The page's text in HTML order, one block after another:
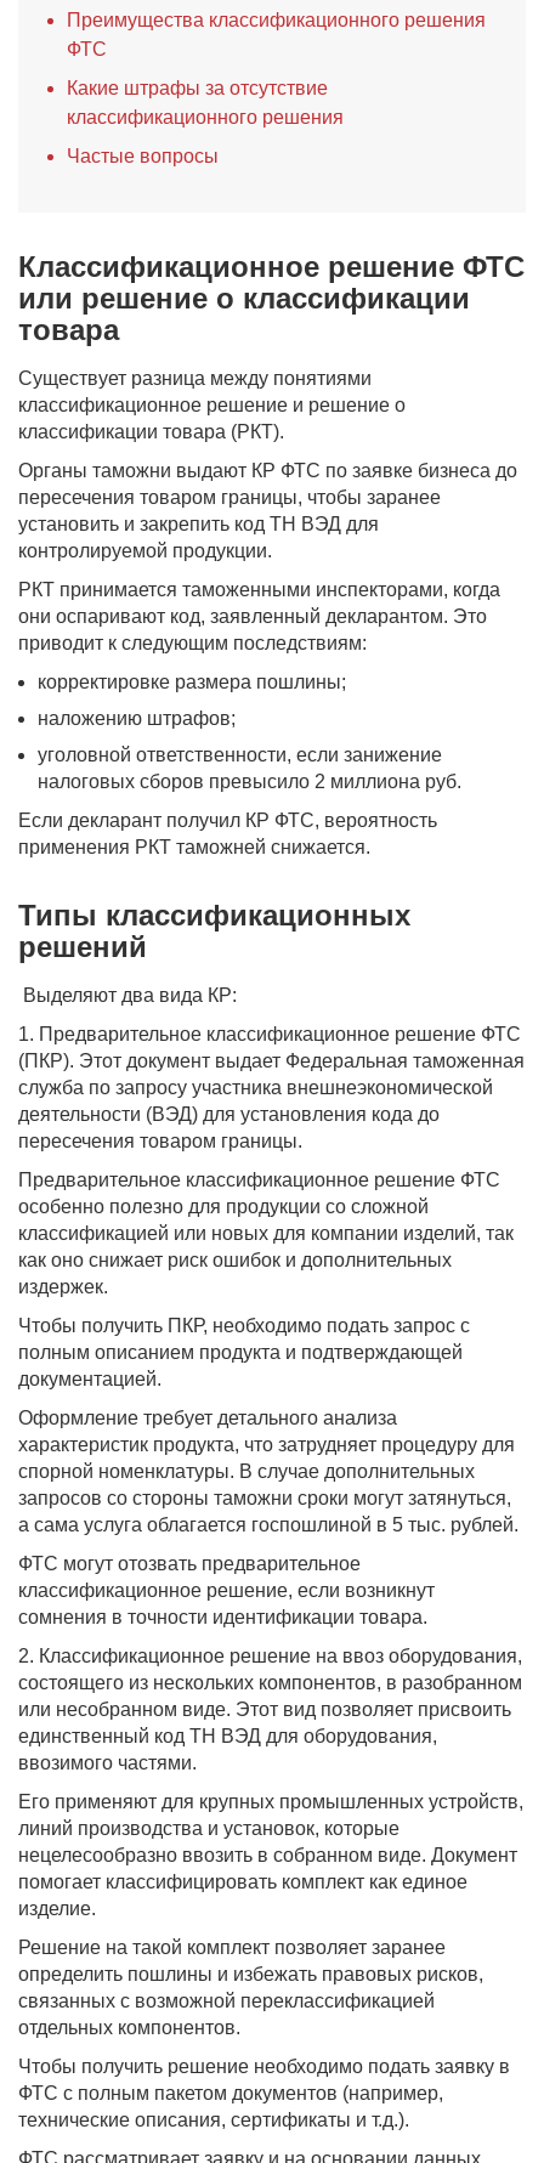
Преимущества классификационного решения
ФТС
Какие штрафы за отсутствие
классификационного решения
Частые вопросы
Классификационное решение ФТС
или решение о классификации
товара
Существует разница между понятиями
классификационное решение и решение о
классификации товара (РКТ).
Органы таможни выдают КР ФТС по заявке бизнеса до
пересечения товаром границы, чтобы заранее
установить и закрепить код ТН ВЭД для
контролируемой продукции.
РКТ принимается таможенными инспекторами, когда
они оспаривают код, заявленный декларантом. Это
приводит к следующим последствиям:
корректировке размера пошлины;
наложению штрафов;
уголовной ответственности, если занижение
налоговых сборов превысило 2 миллиона руб.
Если декларант получил КР ФТС, вероятность
применения РКТ таможней снижается.
Типы классификационных
решений
Выделяют два вида КР:
1. Предварительное классификационное решение ФТС
(ПКР). Этот документ выдает Федеральная таможенная
служба по запросу участника внешнеэкономической
деятельности (ВЭД) для установления кода до
пересечения товаром границы.
Предварительное классификационное решение ФТС
особенно полезно для продукции со сложной
классификацией или новых для компании изделий, так
как оно снижает риск ошибок и дополнительных
издержек.
Чтобы получить ПКР, необходимо подать запрос с
полным описанием продукта и подтверждающей
документацией.
Оформление требует детального анализа
характеристик продукта, что затрудняет процедуру для
спорной номенклатуры. В случае дополнительных
запросов со стороны таможни сроки могут затянуться,
а сама услуга облагается госпошлиной в 5 тыс. рублей.
ФТС могут отозвать предварительное
классификационное решение, если возникнут
сомнения в точности идентификации товара.
2. Классификационное решение на ввоз оборудования,
состоящего из нескольких компонентов, в разобранном
или несобранном виде. Этот вид позволяет присвоить
единственный код ТН ВЭД для оборудования,
ввозимого частями.
Его применяют для крупных промышленных устройств,
линий производства и установок, которые
нецелесообразно ввозить в собранном виде. Документ
помогает классифицировать комплект как единое
изделие.
Решение на такой комплект позволяет заранее
определить пошлины и избежать правовых рисков,
связанных с возможной переклассификацией
отдельных компонентов.
Чтобы получить решение необходимо подать заявку в
ФТС с полным пакетом документов (например,
технические описания, сертификаты и т.д.).
ФТС рассматривает заявку и на основании данных